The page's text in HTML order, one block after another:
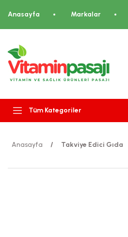
Anasayfa Markalar
Tüm Kategoriler
Anasayfa Takviye Edici Gıda